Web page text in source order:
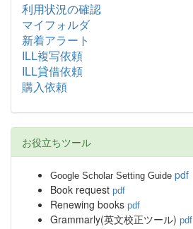
利用状況の確認
マイフォルダ
新着アラート
ILL複写依頼
ILL貸借依頼
購入依頼
お役立ちツール
Google Scholar Setting Guide pdf
Book request pdf
Renewing books pdf
Grammarly(英文校正ツール) pdf